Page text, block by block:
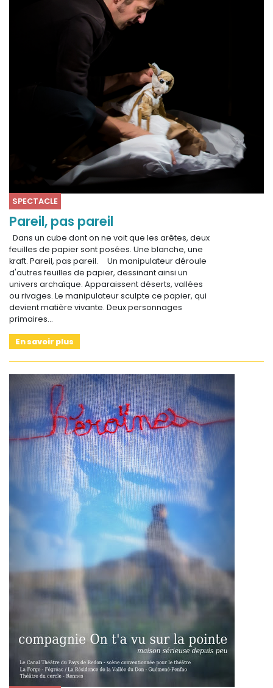
SPECTACLE
Pareil, pas pareil
Dans un cube dont on ne voit que les arêtes, deux
feuilles de papier sont posées. Une blanche, une
kraft. Pareil, pas pareil. Un manipulateur déroule
d'autres feuilles de papier, dessinant ainsi un
univers archaïque. Apparaissent déserts, vallées
ou rivages. Le manipulateur sculpte ce papier, qui
devient matière vivante. Deux personnages
primaires…
En savoir plus